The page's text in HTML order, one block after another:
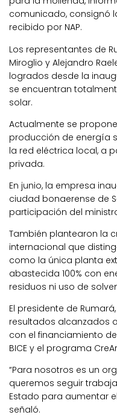
comunicado, consignó
recibido por NAP.
Los representantes de
Miroglio y Alejandro
logrados desde la
se encuentran
solar.
Actualmente se
producción de energía
la red eléctrica local, a
privada.
En junio, la empresa
ciudad bonaerense de
participación del
También plantearon la
internacional que
como la única planta
abastecida 100% con
residuos ni uso de
El presidente de
resultados alcanzados
con el financiamiento
BICE y el programa
“Para nosotros es un
queremos seguir
Estado para aumentar
señaló.